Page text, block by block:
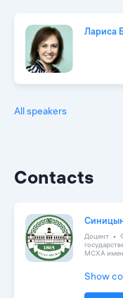
Лариса
All speakers
Contacts
Доцент
МСХА
Show